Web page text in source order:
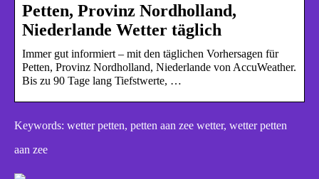
Petten, Provinz Nordholland,
Niederlande Wetter täglich
Immer gut informiert – mit den täglichen Vorhersagen für
Petten, Provinz Nordholland, Niederlande von AccuWeather.
Bis zu 90 Tage lang Tiefstwerte, …
Keywords: wetter petten, petten aan zee wetter, wetter petten
aan zee